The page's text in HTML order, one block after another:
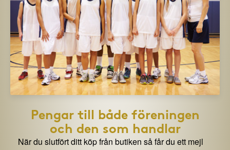
Pengar till både föreningen
och den som handlar
När du slutfört ditt köp från butiken så får du ett mejl